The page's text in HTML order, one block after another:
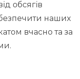
обсягів
наших
вчасно та за